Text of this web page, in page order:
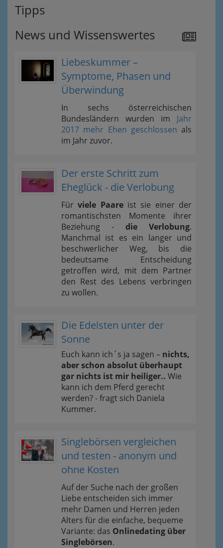
Tipps
News und Wissenswertes
Liebeskummer –
Symptome, Phasen und
Überwindung
In sechs österreichischen
Bundesländern wurden im Jahr
2017 mehr Ehen geschlossen als
im Jahr zuvor.
Der erste Schritt zum
Eheglück - die Verlobung
Fürviele Paareist sie einer der
romantischsten Momente ihrer
Beziehung - die Verlobung.
Manchmal ist es ein langer und
beschwerlicher Weg, bis die
bedeutsame Entscheidung
getroffen wird, mit dem Partner
den Rest des Lebens verbringen
zu wollen.
Die Edelsten unter der
Sonne
Euch kann ich´s ja sagen – nichts,
aber schon absolut überhaupt
gar nichts ist mir heiliger.. Wie
kann ich dem Pferd gerecht
werden? - fragt sich Daniela
Kummer.
Singlebörsen vergleichen
und testen - anonym und
ohne Kosten
Auf der Suche nach der großen
Liebe entscheiden sich immer
mehr Damen und Herren jeden
Alters für die einfache, bequeme
Variante: das Onlinedating über
Singlebörsen.